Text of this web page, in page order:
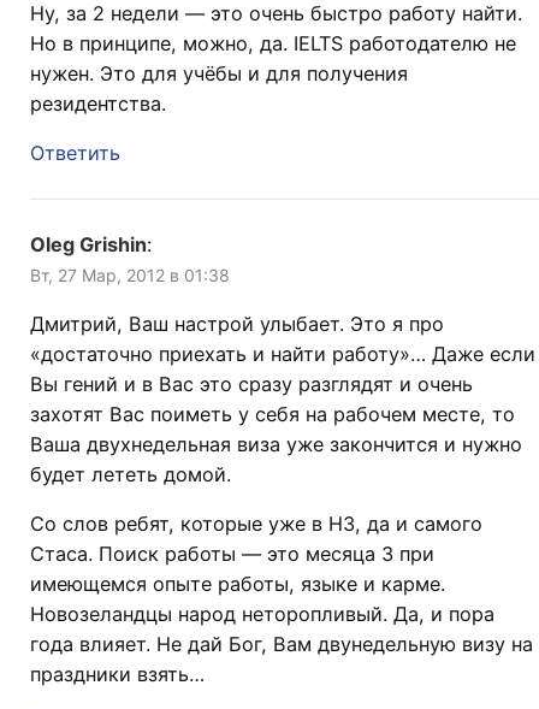
Ну, за 2 недели — это очень быстро работу найти.
Но в принципе, можно, да. IELTS работодателю не
нужен. Это для учёбы и для получения
резидентства.
Ответить
Oleg Grishin:
Вт, 27 Мар, 2012 в 01:38
Дмитрий, Ваш настрой улыбает. Это я про
«достаточно приехать и найти работу»… Даже если
Вы гений и в Вас это сразу разглядят и очень
захотят Вас поиметь у себя на рабочем месте, то
Ваша двухнедельная виза уже закончится и нужно
будет лететь домой.
Со слов ребят, которые уже в НЗ, да и самого
Стаса. Поиск работы — это месяца 3 при
имеющемся опыте работы, языке и карме.
Новозеландцы народ неторопливый. Да, и пора
года влияет. Не дай Бог, Вам двунедельную визу на
праздники взять…